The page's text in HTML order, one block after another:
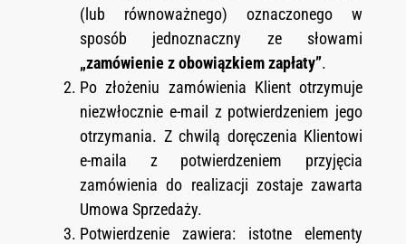
(lub równoważnego) oznaczonego w
sposób jednoznaczny ze słowami
„zamówienie z obowiązkiem zapłaty”.
Po złożeniu zamówienia Klient otrzymuje
niezwłocznie e-mail z potwierdzeniem jego
otrzymania. Z chwilą doręczenia Klientowi
e-maila z potwierdzeniem przyjęcia
zamówienia do realizacji zostaje zawarta
Umowa Sprzedaży.
Potwierdzenie zawiera: istotne elementy